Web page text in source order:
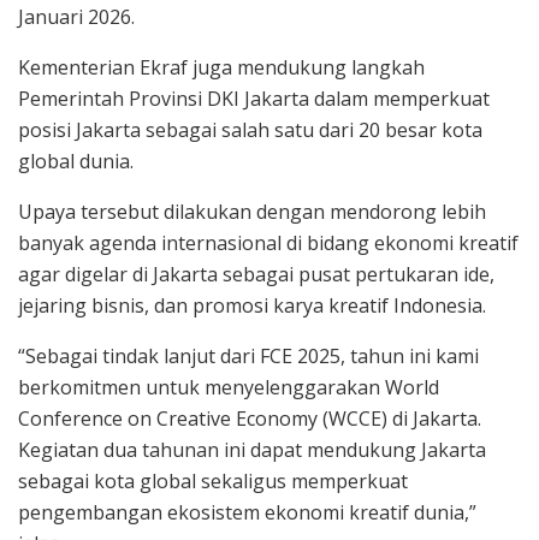
Januari 2026.
Kementerian Ekraf juga mendukung langkah
Pemerintah Provinsi DKI Jakarta dalam memperkuat
posisi Jakarta sebagai salah satu dari 20 besar kota
global dunia.
Upaya tersebut dilakukan dengan mendorong lebih
banyak agenda internasional di bidang ekonomi kreatif
agar digelar di Jakarta sebagai pusat pertukaran ide,
jejaring bisnis, dan promosi karya kreatif Indonesia.
“Sebagai tindak lanjut dari FCE 2025, tahun ini kami
berkomitmen untuk menyelenggarakan World
Conference on Creative Economy (WCCE) di Jakarta.
Kegiatan dua tahunan ini dapat mendukung Jakarta
sebagai kota global sekaligus memperkuat
pengembangan ekosistem ekonomi kreatif dunia,”